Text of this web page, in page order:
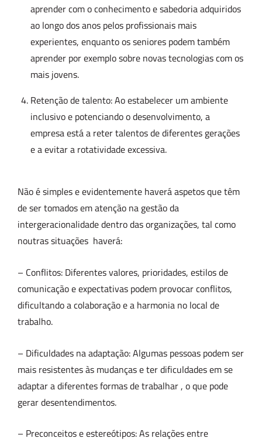
aprender com o conhecimento e sabedoria adquiridos
ao longo dos anos pelos profissionais mais
experientes, enquanto os seniores podem também
aprender por exemplo sobre novas tecnologias com os
mais jovens.
Retenção de talento: Ao estabelecer um ambiente
inclusivo e potenciando o desenvolvimento, a
empresa está a reter talentos de diferentes gerações
e a evitar a rotatividade excessiva.
Não é simples e evidentemente haverá aspetos que têm
de ser tomados em atenção na gestão da
intergeracionalidade dentro das organizações, tal como
noutras situações haverá:
– Conflitos: Diferentes valores, prioridades, estilos de
comunicação e expectativas podem provocar conflitos,
dificultando a colaboração e a harmonia no local de
trabalho.
– Dificuldades na adaptação: Algumas pessoas podem ser
mais resistentes às mudanças e ter dificuldades em se
adaptar a diferentes formas de trabalhar , o que pode
gerar desentendimentos.
– Preconceitos e estereótipos: As relações entre